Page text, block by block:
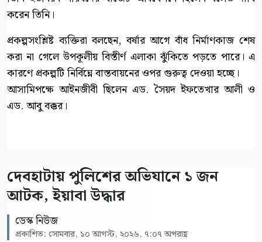
করেন তিনি।
প্রকল্পসংশ্লিষ্ট ব্যক্তিরা বলছেন, বর্ষার আগে বাঁধ নির্মাণকাজ শেষ
করা না গেলে উপকূলীয় বিস্তীর্ণ এলাকা ঝুঁকিতে পড়তে পারে। এ
কারণে প্রকল্পটি নির্বিঘ্নে বাস্তবায়নের ওপর গুরুত্ব দেওয়া হচ্ছে।
আসামিপক্ষে আইনজীবী ছিলেন এড. সৈয়দ ইফতেখার আলী ও
এড. আবু বক্কর।
দেবহাটায় পুলিশের অভিযানে ১ জন
আটক, ইয়াবা উদ্ধার
ডেস্ক নিউজ
প্রকাশিত: সোমবার, ১০ আগস্ট, ২০২৬, ৭:০৭ অপরাহ্ণ